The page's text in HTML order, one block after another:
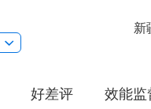
新
好差评 效能监